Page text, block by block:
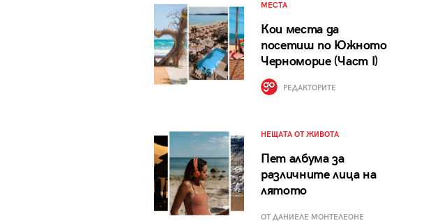
МЕСТА
Кои места да
посетиш по Южното
Черноморие (Част I)
РЕДАКТОРИТЕ
НЕЩАТА ОТ ЖИВОТА
Пет албума за
различните лица на
лятото
ОТ ДАНИЕЛЕ МОНТЕЛЕОНЕ